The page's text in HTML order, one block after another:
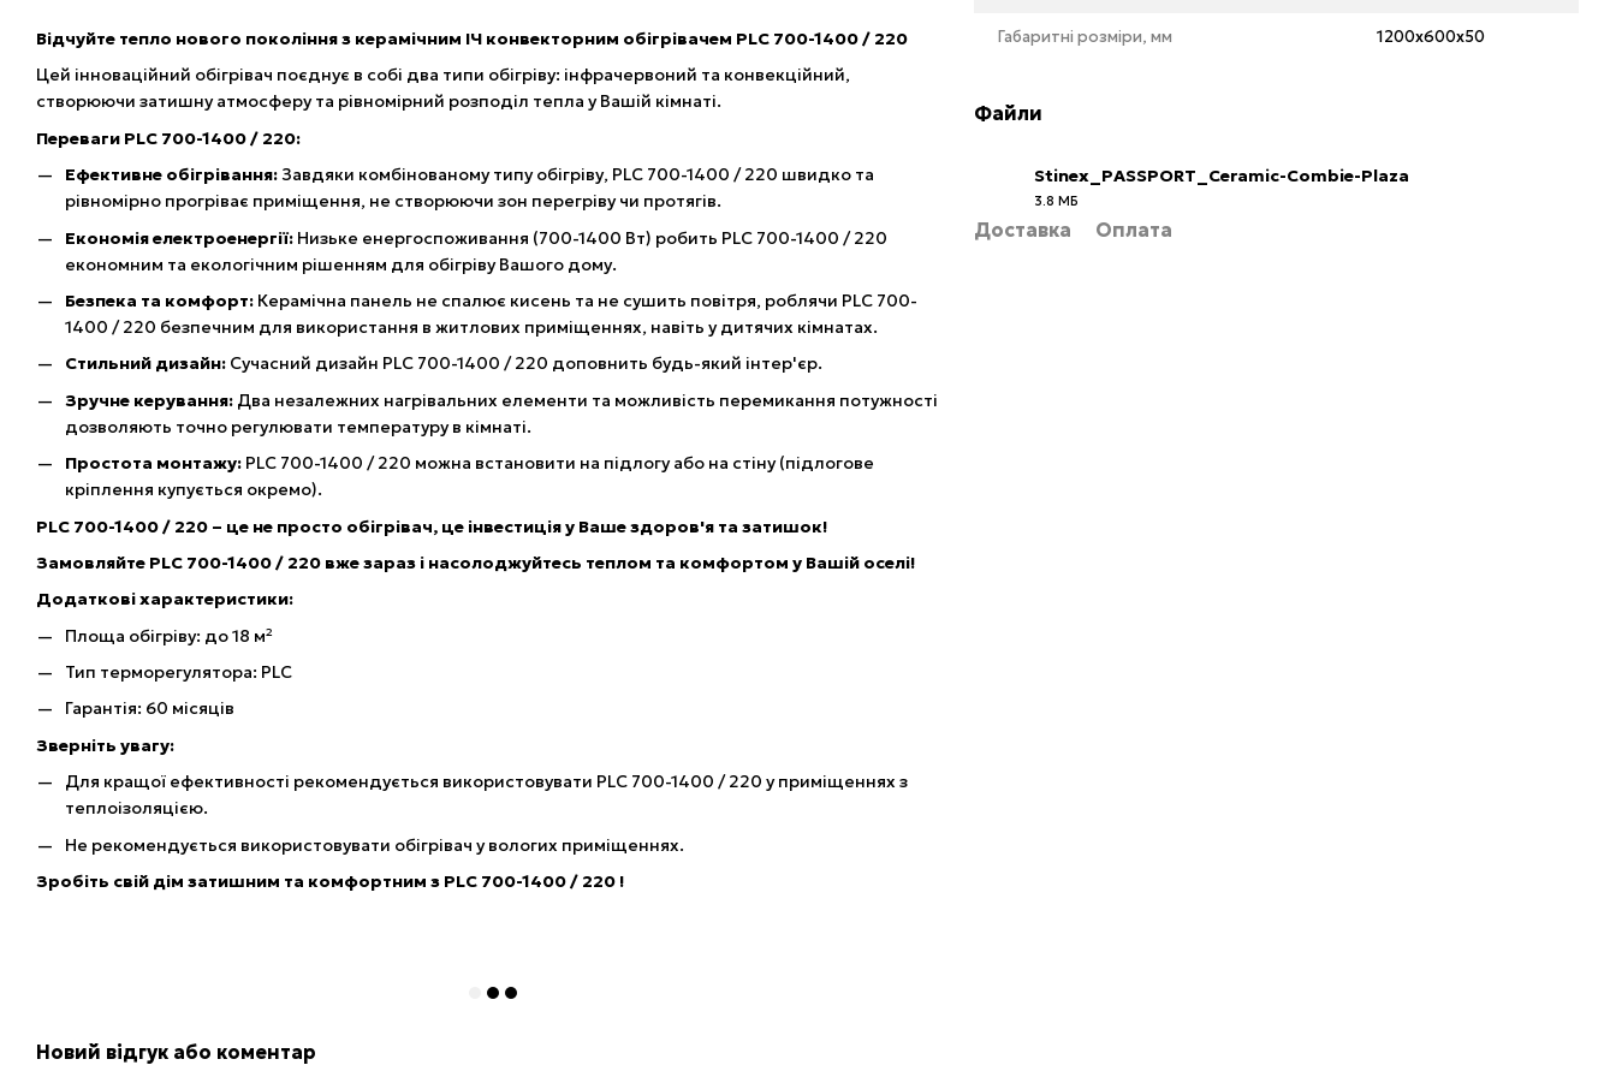
Відчуйте тепло нового покоління з керамічним ІЧ конвекторним обігрівачем PLC 700-1400 / 220
Цей інноваційний обігрівач поєднує в собі два типи обігріву: інфрачервоний та конвекційний,
створюючи затишну атмосферу та рівномірний розподіл тепла у Вашій кімнаті.
Переваги PLC 700-1400 / 220:
Ефективне обігрівання: Завдяки комбінованому типу обігріву, PLC 700-1400 / 220 швидко та
рівномірно прогріває приміщення, не створюючи зон перегріву чи протягів.
Економія електроенергії: Низьке енергоспоживання (700-1400 Вт) робить PLC 700-1400 / 220
економним та екологічним рішенням для обігріву Вашого дому.
Безпека та комфорт: Керамічна панель не спалює кисень та не сушить повітря, роблячи PLC 700-
1400 / 220 безпечним для використання в житлових приміщеннях, навіть у дитячих кімнатах.
Стильний дизайн: Сучасний дизайн PLC 700-1400 / 220 доповнить будь-який інтер'єр.
Зручне керування: Два незалежних нагрівальних елементи та можливість перемикання потужності
дозволяють точно регулювати температуру в кімнаті.
Простота монтажу: PLC 700-1400 / 220 можна встановити на підлогу або на стіну (підлогове
кріплення купується окремо).
PLC 700-1400 / 220 – це не просто обігрівач, це інвестиція у Ваше здоров'я та затишок!
Замовляйте PLC 700-1400 / 220 вже зараз і насолоджуйтесь теплом та комфортом у Вашій оселі!
Додаткові характеристики:
Площа обігріву: до 18 м²
Тип терморегулятора: PLC
Гарантія: 60 місяців
Зверніть увагу:
Для кращої ефективності рекомендується використовувати PLC 700-1400 / 220 у приміщеннях з
теплоізоляцією.
Не рекомендується використовувати обігрівач у вологих приміщеннях.
Зробіть свій дім затишним та комфортним з PLC 700-1400 / 220 !
Новий відгук або коментар
Габаритні розміри, мм 1200х600х50
Файли
Stinex_PASSPORT_Ceramic-Combie-Plaza
3.8 МБ
Доставка Оплата